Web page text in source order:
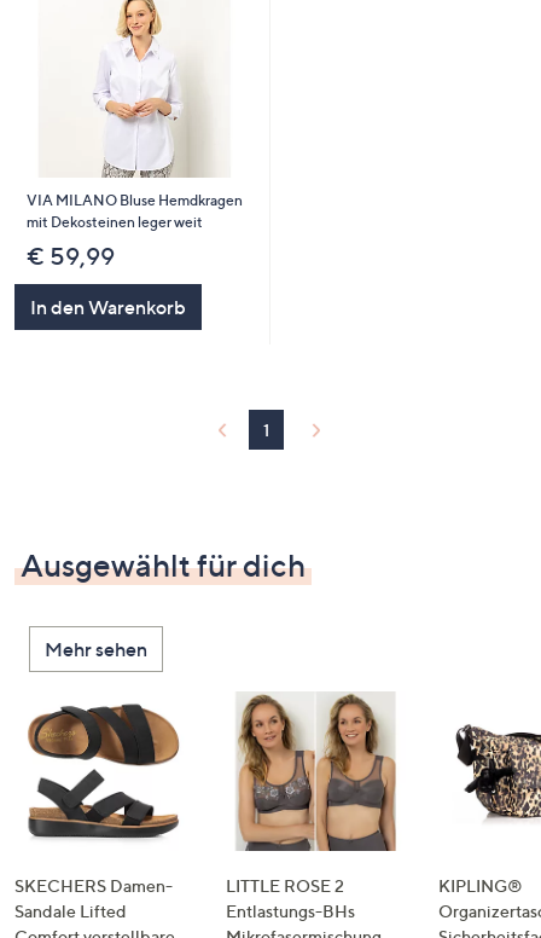
VIA MILANO Bluse Hemdkragen
mit Dekosteinen leger weit
€ 59,99
In den Warenkorb
1
Ausgewählt für dich
Mehr sehen
SKECHERS Damen-
Sandale Lifted
LITTLE ROSE 2
Entlastungs-BHs
KIPLING®